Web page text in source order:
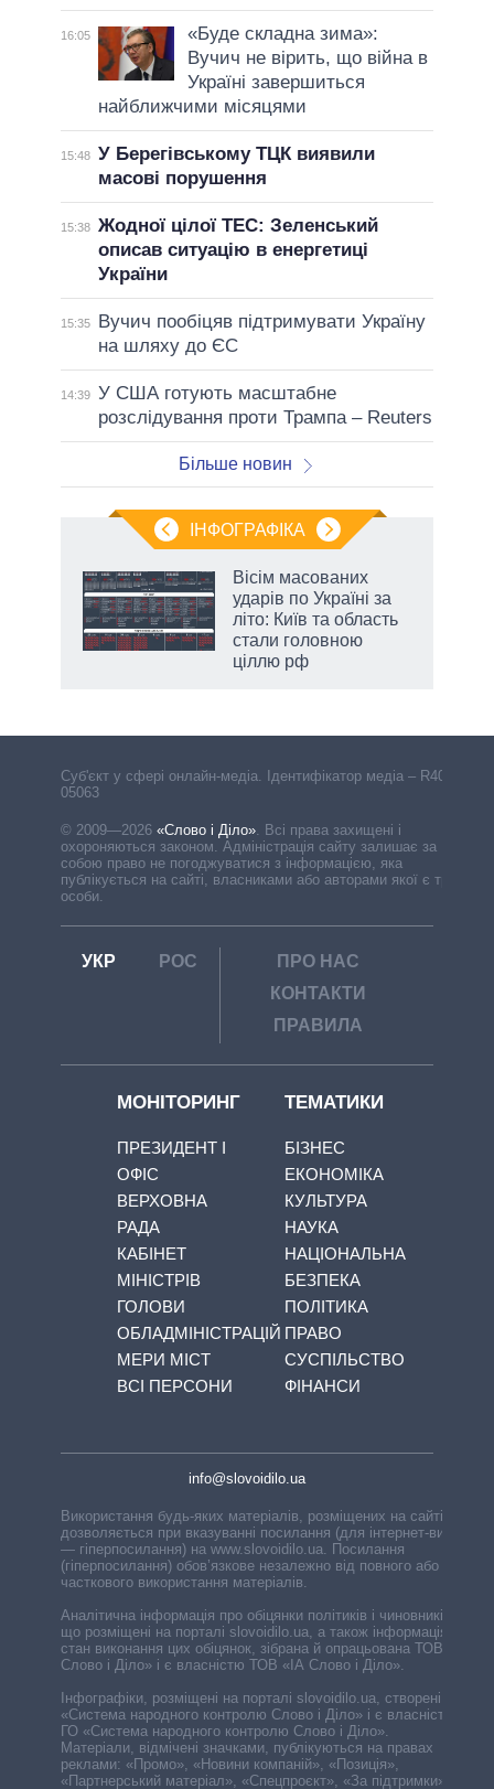
16:05
«Буде складна зима»:
Вучич не вірить, що війна в
Україні завершиться
найближчими місяцями
15:48 У Берегівському ТЦК виявили
масові порушення
15:38 Жодної цілої ТЕС: Зеленський
описав ситуацію в енергетиці
України
15:35
Вучич пообіцяв підтримувати Україну
на шляху до ЄС
14:39 У США готують масштабне
розслідування проти Трампа – Reuters
Більше новин
ІНФОГРАФІКА
Вісім масованих
ударів по Україні за
літо: Київ та область
стали головною
ціллю рф
Cуб'єкт у сфері онлайн-медіа. Ідентифікатор медіа – R40-
05063
© 2009—2026 «Слово і Діло»
Всі права захищені і
охороняються законом. Адміністрація сайту залишає за
собою право не погоджуватися з інформацією, яка
публікується на сайті, власниками або авторами якої є треті
особи.
УКР РОС
ПРО НАС
КОНТАКТИ
ПРАВИЛА
МОНІТОРИНГ
ПРЕЗИДЕНТ І
ОФІС
ВЕРХОВНА
РАДА
КАБІНЕТ
МІНІСТРІВ
ГОЛОВИ
ОБЛАДМІНІСТРАЦІЙ
МЕРИ МІСТ
ВСІ ПЕРСОНИ
ТЕМАТИКИ
БІЗНЕС
ЕКОНОМІКА
КУЛЬТУРА
НАУКА
НАЦІОНАЛЬНА
БЕЗПЕКА
ПОЛІТИКА
ПРАВО
СУСПІЛЬСТВО
ФІНАНСИ
info@slovoidilo.ua
Використання будь-яких матеріалів, розміщених на сайті,
дозволяється при вказуванні посилання (для інтернет-видань
— гіперпосилання) на www.slovoidilo.ua. Посилання
(гіперпосилання) обов’язкове незалежно від повного або
часткового використання матеріалів.
Аналітична інформація про обіцянки політиків і чиновників,
що розміщені на порталі slovoidilo.ua, а також інформація про
стан виконання цих обіцянок, зібрана й опрацьована ТОВ «ІА
Слово і Діло» і є власністю ТОВ «ІА Слово і Діло».
Інфографіки, розміщені на порталі slovoidilo.ua, створені ГО
«Система народного контролю Слово і Діло» і є власністю
ГО «Система народного контролю Слово і Діло».
Матеріали, відмічені значками, публікуються на правах
реклами: «Промо», «Новини компаній», «Позиція»,
«Партнерський матеріал», «Спецпроєкт», «За підтримки».